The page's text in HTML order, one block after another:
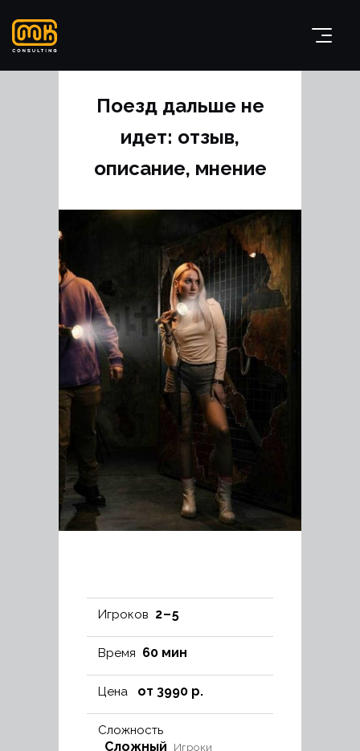
Поезд дальше не
идет: отзыв,
описание, мнение
Игроков 2 – 5
Время 60 мин
Цена от 3990 р.
Сложность
Сложный
Игроки